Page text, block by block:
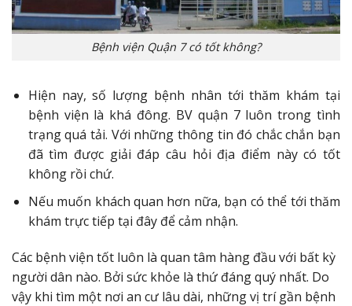
Bệnh viện Quận 7 có tốt không?
Hiện nay, số lượng bệnh nhân tới thăm khám tại
bệnh viện là khá đông. BV quận 7 luôn trong tình
trạng quá tải. Với những thông tin đó chắc chắn bạn
đã tìm được giải đáp câu hỏi địa điểm này có tốt
không rồi chứ.
Nếu muốn khách quan hơn nữa, bạn có thể tới thăm
khám trực tiếp tại đây để cảm nhận.
Các bệnh viện tốt luôn là quan tâm hàng đầu với bất kỳ
người dân nào. Bởi sức khỏe là thứ đáng quý nhất. Do
vậy khi tìm một nơi an cư lâu dài, những vị trí gần bệnh